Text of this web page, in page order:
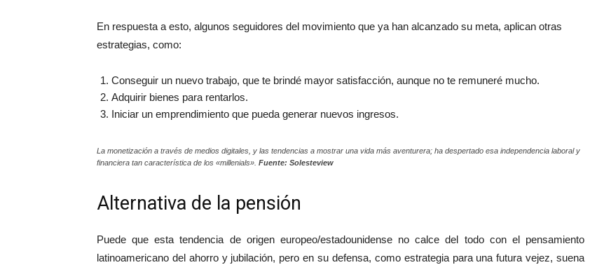
En respuesta a esto, algunos seguidores del movimiento que ya han alcanzado su meta, aplican otras
estrategias, como:
Conseguir un nuevo trabajo, que te brindé mayor satisfacción, aunque no te remuneré mucho.
Adquirir bienes para rentarlos.
Iniciar un emprendimiento que pueda generar nuevos ingresos.
La monetización a través de medios digitales, y las tendencias a mostrar una vida más aventurera; ha despertado esa independencia laboral y
financiera tan característica de los «millenials». Fuente: Solesteview
Alternativa de la pensión
Puede que esta tendencia de origen europeo/estadounidense no calce del todo con el pensamiento
latinoamericano del ahorro y jubilación, pero en su defensa, como estrategia para una futura vejez, suena